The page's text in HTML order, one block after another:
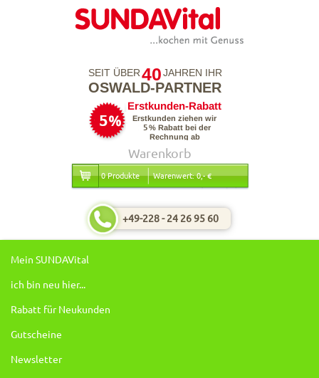
SEIT ÜBER40JAHREN IHR
OSWALD-PARTNER
Warenkorb
0 Produkte Warenwert: 0,- €
+49-228 - 24 26 95 60
Mein SUNDAVital
ich bin neu hier...
Rabatt für Neukunden
Gutscheine
Newsletter